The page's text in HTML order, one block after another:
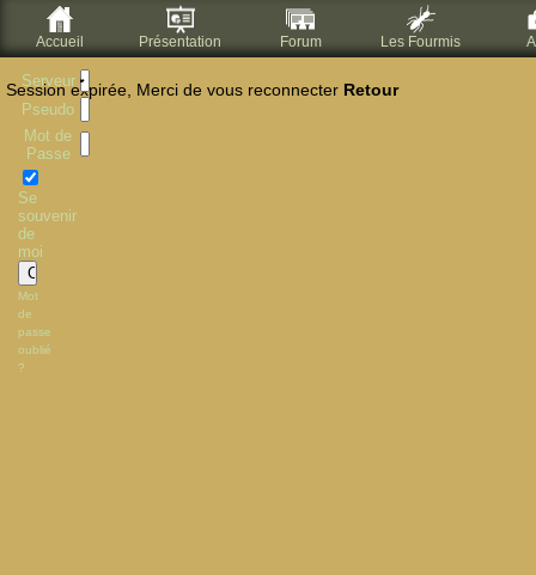
Serveur
Pseudo
Mot de
Passe
Se
souvenir
de
moi
Mot
de
passe
oublié
?
Accueil Présentation Forum Les Fourmis
Session expirée, Merci de vous reconnecter Retour